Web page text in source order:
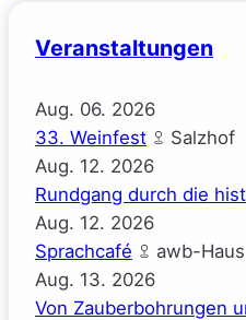
Veranstaltungen
Aug. 06. 2026
33. Weinfest
Salzhof
Aug. 12. 2026
Rundgang durch die
Aug. 12. 2026
Sprachcafé
awb-Haus
Aug. 13. 2026
Von Zauberbohrungen